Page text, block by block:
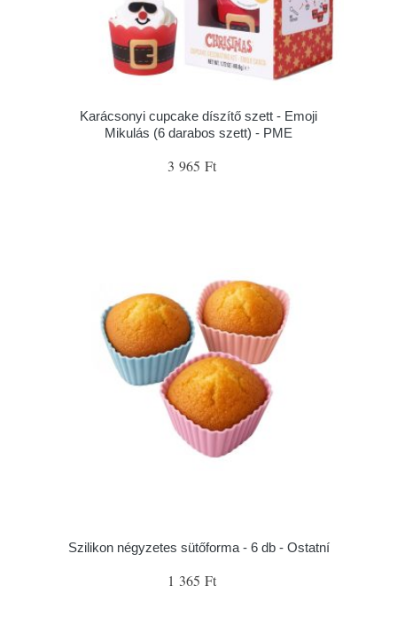
Karácsonyi cupcake díszítő szett - Emoji
Mikulás (6 darabos szett) - PME
3 965 Ft
Szilikon négyzetes sütőforma - 6 db - Ostatní
1 365 Ft